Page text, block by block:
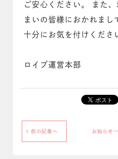
ご安心ください。 また
まいの皆様におかれまし
十分にお気を付けくださ
ロイブ運営本部
前の記事へ お知らせ